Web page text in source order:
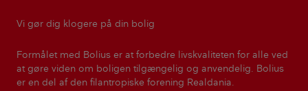
Vi gør dig klogere på din bolig
Formålet med Bolius er at forbedre livskvaliteten for alle ved
at gøre viden om boligen tilgængelig og anvendelig. Bolius
er en del af den filantropiske forening Realdania.